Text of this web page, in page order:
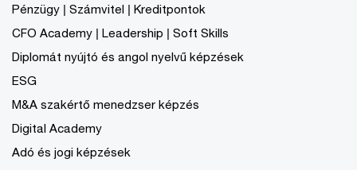
Pénzügy | Számvitel | Kreditpontok
CFO Academy | Leadership | Soft Skills
Diplomát nyújtó és angol nyelvű képzések
ESG
M&A szakértő menedzser képzés
Digital Academy
Adó és jogi képzések